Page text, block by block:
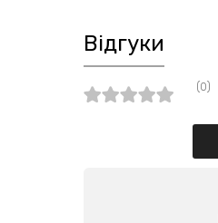
Відгуки
(0)